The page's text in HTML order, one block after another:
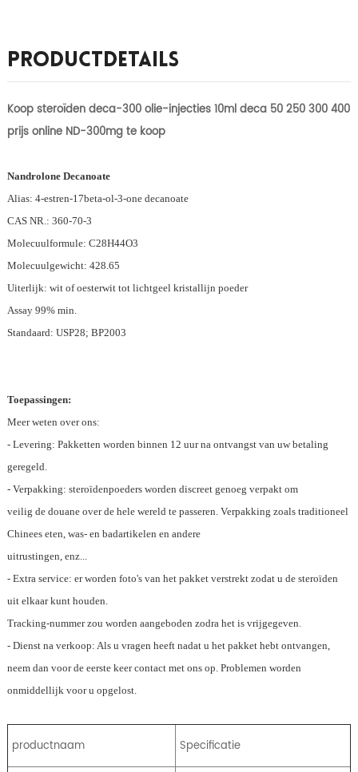
Productdetails
Koop steroïden deca-300 olie-injecties 10ml deca 50 250 300 400
prijs online ND-300mg te koop
Nandrolone Decanoate
Alias: 4-estren-17beta-ol-3-one decanoate
CAS NR.: 360-70-3
Molecuulformule: C28H44O3
Molecuulgewicht: 428.65
Uiterlijk: wit of oesterwit tot lichtgeel kristallijn poeder
Assay 99% min.
Standaard: USP28; BP2003
Toepassingen:
Meer weten over ons:
- Levering: Pakketten worden binnen 12 uur na ontvangst van uw betaling
geregeld.
- Verpakking: steroïdenpoeders worden discreet genoeg verpakt om
veilig de douane over de hele wereld te passeren. Verpakking zoals traditioneel
Chinees eten, was- en badartikelen en andere
uitrustingen, enz...
- Extra service: er worden foto's van het pakket verstrekt zodat u de steroïden
uit elkaar kunt houden.
Tracking-nummer zou worden aangeboden zodra het is vrijgegeven.
- Dienst na verkoop: Als u vragen heeft nadat u het pakket hebt ontvangen,
neem dan voor de eerste keer contact met ons op. Problemen worden
onmiddellijk voor u opgelost.
productnaam Specificatie